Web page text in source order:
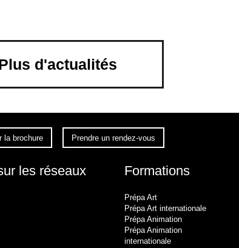
d'actualités
la brochure Prendre un rendez-vous
les réseaux
Formations
Prépa Art
Prépa Art internationale
Prépa Animation
Prépa Animation
internationale